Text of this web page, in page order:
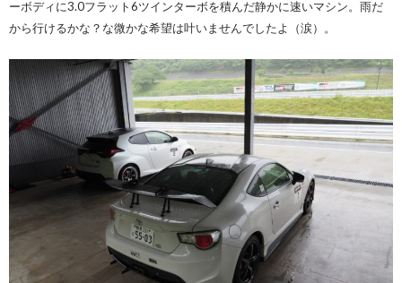
ーボディに3.0フラット6ツインターボを積んだ静かに速いマシン。雨だ
から行けるかな？な微かな希望は叶いませんでしたよ（涙）。